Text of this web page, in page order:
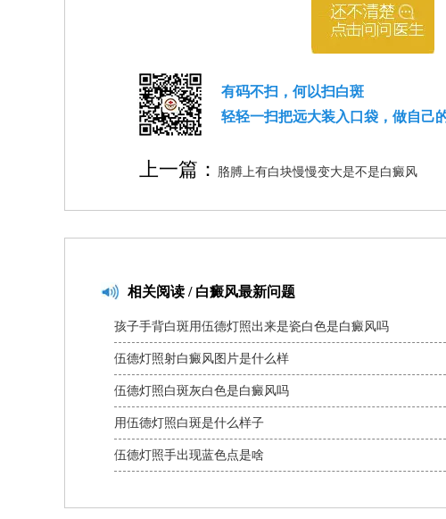
有码不扫，何以扫白斑
轻轻一扫把远大装入口袋，做自己
上一篇： 胳膊上有白块慢慢变大是不是白癜风
相关阅读 / 白癜风最新问题
孩子手背白斑用伍德灯照出来是瓷白色是白癜风吗
伍德灯照射白癜风图片是什么样
伍德灯照白斑灰白色是白癜风吗
用伍德灯照白斑是什么样子
伍德灯照手出现蓝色点是啥